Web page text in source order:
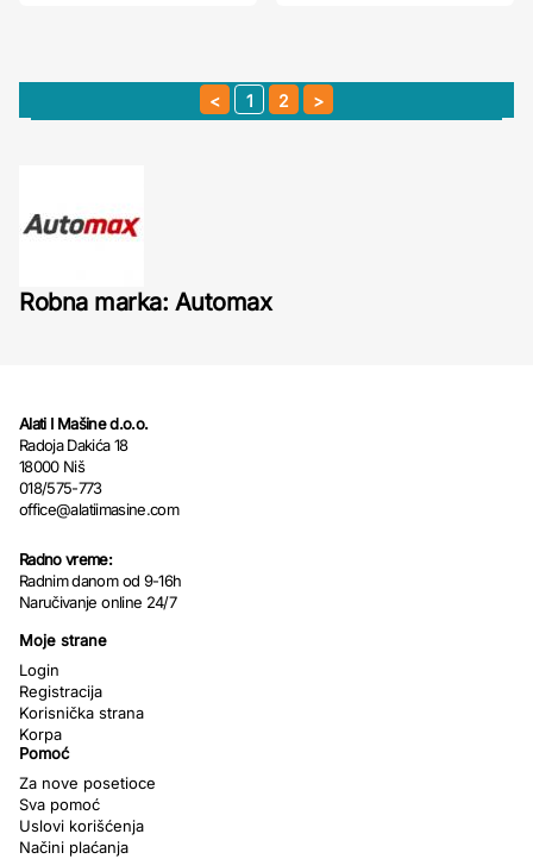
1 2
Robna marka: Automax
Alati I Mašine d.o.o.
Radoja Dakića 18
18000 Niš
018/575-773
office@alatiimasine.com
Radno vreme:
Radnim danom od 9-16h
Naručivanje online 24/7
Moje strane
Login
Registracija
Korisnička strana
Korpa
Pomoć
Za nove posetioce
Sva pomoć
Uslovi korišćenja
Načini plaćanja